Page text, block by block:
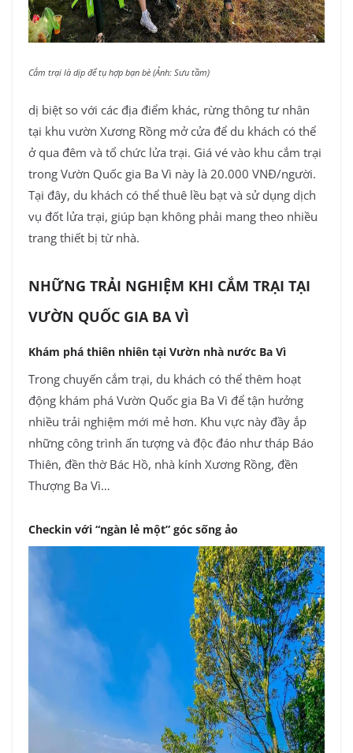
Cắm trại là dịp để tụ hợp bạn bè (Ảnh: Sưu tầm)
dị biệt so với các địa điểm khác, rừng thông tư nhân
tại khu vườn Xương Rồng mở cửa để du khách có thể
ở qua đêm và tổ chức lửa trại. Giá vé vào khu cắm trại
trong Vườn Quốc gia Ba Vì này là 20.000 VNĐ/người.
Tại đây, du khách có thể thuê lều bạt và sử dụng dịch
vụ đốt lửa trại, giúp bạn không phải mang theo nhiều
trang thiết bị từ nhà.
NHỮNG TRẢI NGHIỆM KHI CẮM TRẠI TẠI
VƯỜN QUỐC GIA BA VÌ
Khám phá thiên nhiên tại Vườn nhà nước Ba Vì
Trong chuyến cắm trại, du khách có thể thêm hoạt
động khám phá Vườn Quốc gia Ba Vì để tận hưởng
nhiều trải nghiệm mới mẻ hơn. Khu vực này đầy ắp
những công trình ấn tượng và độc đáo như tháp Báo
Thiên, đền thờ Bác Hồ, nhà kính Xương Rồng, đền
Thượng Ba Vì…
Checkin với “ngàn lẻ một” góc sống ảo